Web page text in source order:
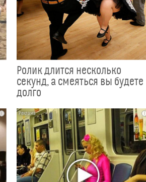
Ролик длится несколько
секунд, а смеяться вы будете
долго
i i